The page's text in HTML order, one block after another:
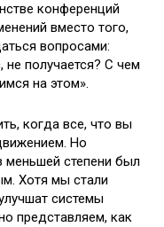
конференций
вместо того,
вопросами:
получается? С чем
на этом».
когда все, что вы
Но
меньшей степени был
Хотя мы стали
системы
представляем, как